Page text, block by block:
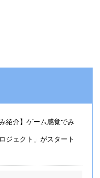
紹介】ゲーム感覚でみ
ジェクト」がスタート